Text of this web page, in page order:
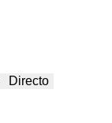
Directo